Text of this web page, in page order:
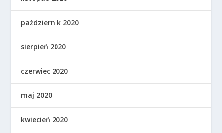
październik 2020
sierpień 2020
czerwiec 2020
maj 2020
kwiecień 2020